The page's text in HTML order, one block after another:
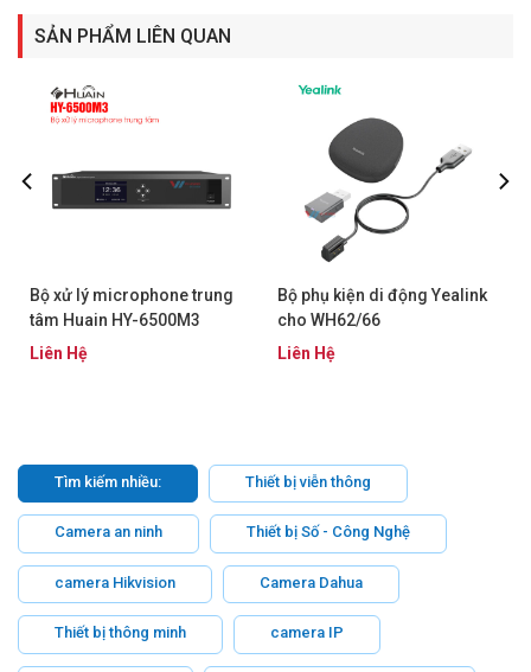
SẢN PHẨM LIÊN QUAN
Bộ xử lý microphone trung
tâm Huain HY-6500M3
Liên Hệ
Bộ phụ kiện di động Yealink
cho WH62/66
Liên Hệ
Tìm kiếm nhiều: Thiết bị viễn thông
Camera an ninh Thiết bị Số - Công Nghệ
camera Hikvision Camera Dahua
Thiết bị thông minh camera IP